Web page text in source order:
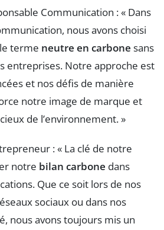
Communication : « Dans
nous avons choisi
terme neutre en carbone sans
entreprises. Notre approche est
et nos défis de manière
notre image de marque et
de l’environnement. »
: « La clé de notre
notre bilan carbone dans
Que ce soit lors de nos
sociaux ou dans nos
nous avons toujours mis un